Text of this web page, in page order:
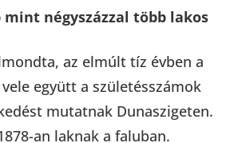
négyszázzal több lakos
az elmúlt tíz évben a
együtt a születésszámok
mutatnak Dunaszigeten.
an laknak a faluban.